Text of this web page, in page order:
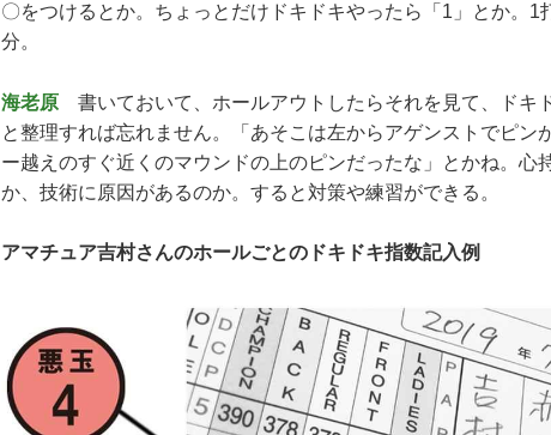
〇をつけるとか。ちょっとだけドキドキやったら「1」とか。1
分。
海老原 書いておいて、ホールアウトしたらそれを見て、ドキ
と整理すれば忘れません。「あそこは左からアゲンストでピン
ー越えのすぐ近くのマウンドの上のピンだったな」とかね。心
か、技術に原因があるのか。すると対策や練習ができる。
アマチュア吉村さんのホールごとのドキドキ指数記入例